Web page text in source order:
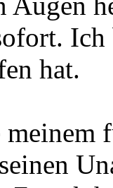
Ich
hat.